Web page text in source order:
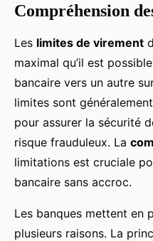
Compréhension
Les limites de virement
maximal qu’il est
bancaire vers un autre
limites sont
pour assurer la sécurité
risque frauduleux. La
limitations est cruciale
bancaire sans accroc.
Les banques mettent en
plusieurs raisons. La